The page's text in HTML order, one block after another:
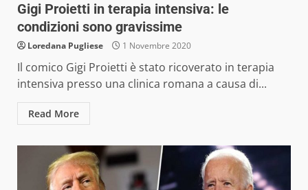
Gigi Proietti in terapia intensiva: le
condizioni sono gravissime
Loredana Pugliese 1 Novembre 2020
Il comico Gigi Proietti è stato ricoverato in terapia
intensiva presso una clinica romana a causa di...
Read More